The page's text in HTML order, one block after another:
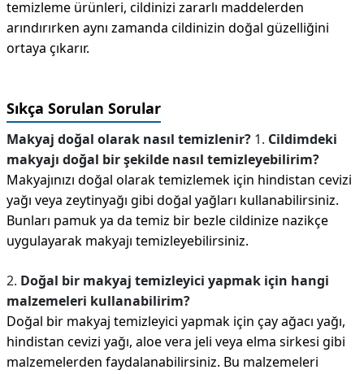
temizleme ürünleri, cildinizi zararlı maddelerden
arındırırken aynı zamanda cildinizin doğal güzelliğini
ortaya çıkarır.
Sıkça Sorulan Sorular
Makyaj doğal olarak nasıl temizlenir? 1. Cildimdeki
makyajı doğal bir şekilde nasıl temizleyebilirim?
Makyajınızı doğal olarak temizlemek için hindistan cevizi
yağı veya zeytinyağı gibi doğal yağları kullanabilirsiniz.
Bunları pamuk ya da temiz bir bezle cildinize nazikçe
uygulayarak makyajı temizleyebilirsiniz.
2. Doğal bir makyaj temizleyici yapmak için hangi
malzemeleri kullanabilirim?
Doğal bir makyaj temizleyici yapmak için çay ağacı yağı,
hindistan cevizi yağı, aloe vera jeli veya elma sirkesi gibi
malzemelerden faydalanabilirsiniz. Bu malzemeleri